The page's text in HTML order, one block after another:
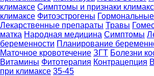
климаксе Симптомы и признаки
климаксе Фитоэстрогены
Лекарственные препараты Травы
матка Народная медицина Симптомы
беременности Планирование
Маточное кровотечение ЗГТ Болезни
Витамины Фитотерапия Контрацепция
при климаксе 35-45